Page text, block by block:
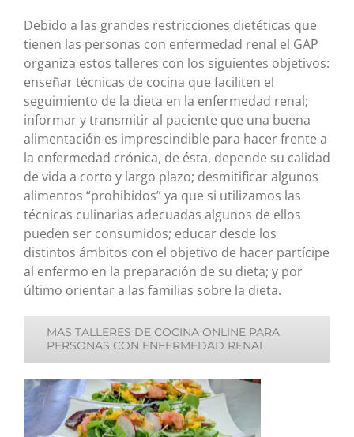
Debido a las grandes restricciones dietéticas que
tienen las personas con enfermedad renal el GAP
organiza estos talleres con los siguientes objetivos:
enseñar técnicas de cocina que faciliten el
seguimiento de la dieta en la enfermedad renal;
informar y transmitir al paciente que una buena
alimentación es imprescindible para hacer frente a
la enfermedad crónica, de ésta, depende su calidad
de vida a corto y largo plazo; desmitificar algunos
alimentos “prohibidos” ya que si utilizamos las
técnicas culinarias adecuadas algunos de ellos
pueden ser consumidos; educar desde los
distintos ámbitos con el objetivo de hacer partícipe
al enfermo en la preparación de su dieta; y por
último orientar a las familias sobre la dieta.
MAS TALLERES DE COCINA ONLINE PARA
PERSONAS CON ENFERMEDAD RENAL